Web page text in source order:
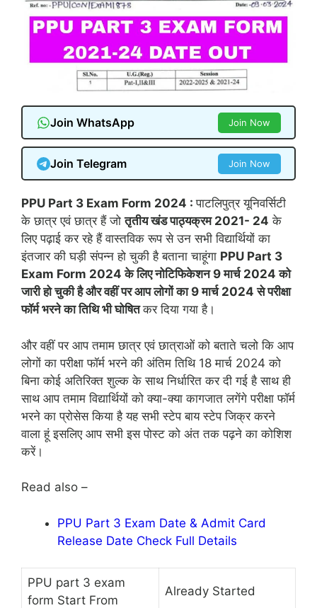
Join WhatsApp Join Now
Join Telegram Join Now
PPU Part 3 Exam Form 2024 :पाटलिपुत्र यूनिवर्सिटी
के छात्र एवं छात्र हैं जोतृतीय खंड पाठ्यक्रम 2021- 24 के
लिए पढ़ाई कर रहे हैं वास्तविक रूप से उन सभी विद्यार्थियों का
इंतजार की घड़ी संपन्न हो चुकी है बताना चाहूंगा PPU Part 3
Exam Form 2024 के लिए नोटिफिकेशन 9 मार्च 2024 को
जारी हो चुकी है और वहीं पर आप लोगों का 9 मार्च 2024 से परीक्षा
फॉर्म भरने का तिथि भी घोषितकर दिया गया है।
और वहीं पर आप तमाम छात्र एवं छात्राओं को बताते चलो कि आप
लोगों का परीक्षा फॉर्म भरने की अंतिम तिथि 18 मार्च 2024 को
बिना कोई अतिरिक्त शुल्क के साथ निर्धारित कर दी गई है साथ ही
साथ आप तमाम विद्यार्थियों को क्या-क्या कागजात लगेंगे परीक्षा फॉर्म
भरने का प्रोसेस किया है यह सभी स्टेप बाय स्टेप जिक्र करने
वाला हूं इसलिए आप सभी इस पोस्ट को अंत तक पढ़ने का कोशिश
करें।
Read also –
PPU Part 3 Exam Date & Admit Card
Release Date Check Full Details
PPU part 3 exam
form Start From
Already Started